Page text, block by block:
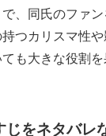
、同氏のファ
つカリスマ性
も大きな役割
じをネタバレ